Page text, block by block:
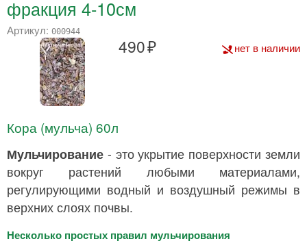
фракция 4-10см
Артикул: 000944
490 нет в наличии
Кора (мульча) 60л
Мульчирование - это укрытие поверхности земли
вокруг растений любыми материалами,
регулирующими водный и воздушный режимы в
верхних слоях почвы.
Несколько простых правил мульчирования